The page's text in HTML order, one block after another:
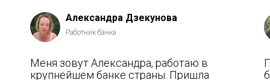
Александра Дзекунова
Работник банка
Меня зовут Александра, работаю в
крупнейшем банке страны. Пришла